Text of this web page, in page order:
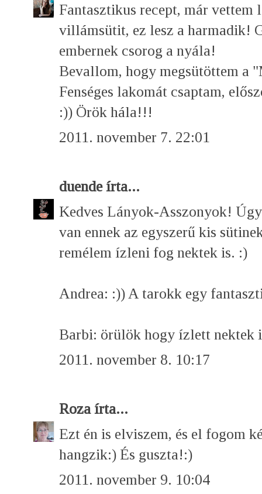
Fantasztikus recept, már vettem
villámsütit, ez lesz a harmadik!
embernek csorog a nyála!
Bevallom, hogy megsütöttem a
Fenséges lakomát csaptam,
:)) Örök hála!!!
2011. november 7. 22:01
duendeírta...
Kedves Lányok-Asszonyok!
van ennek az egyszerű kis
remélem ízleni fog nektek is. :)
Andrea: :)) A tarokk egy
Barbi: örülök hogy ízlett nektek
2011. november 8. 10:17
Rozaírta...
Ezt én is elviszem, és el fogom
hangzik:) És guszta!:)
2011. november 9. 10:04